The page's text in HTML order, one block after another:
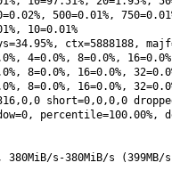
500=0.01%,
10=0.01%
ctx=5888188,
4=0.0%, 8=0.0%,
16=0.0%,
16=0.0%,
short=0,0,0,0
percentile=100.00%,
380MiB/s-380MiB/s